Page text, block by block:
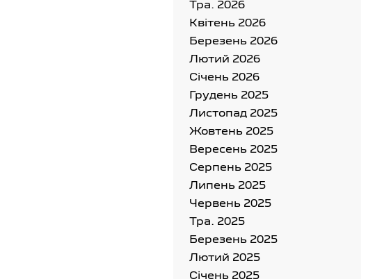
Тра. 2026
Квітень 2026
Березень 2026
Лютий 2026
Cічень 2026
Грудень 2025
Листопад 2025
Жовтень 2025
Вересень 2025
Серпень 2025
Липень 2025
Червень 2025
Тра. 2025
Березень 2025
Лютий 2025
Cічень 2025